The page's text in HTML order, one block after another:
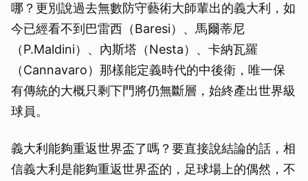
哪？更別說過去無數防守藝術大師輩出的義大利，如
今已經看不到巴雷西（Baresi）、馬爾蒂尼
（P.Maldini）、內斯塔（Nesta）、卡納瓦羅
（Cannavaro）那樣能定義時代的中後衛，唯一保
有傳統的大概只剩下門將仍無斷層，始終產出世界級
球員。
義大利能夠重返世界盃了嗎？要直接說結論的話，相
信義大利是能夠重返世界盃的，足球場上的偶然，不